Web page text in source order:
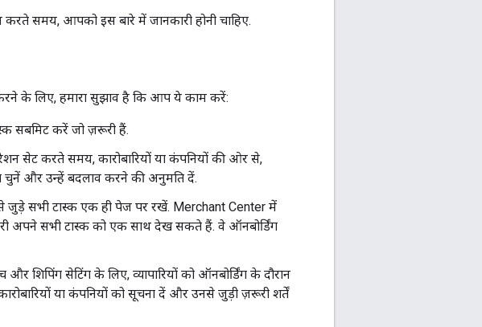
करते समय, आपको इस बारे में जानकारी होनी चाहिए.
करने के लिए, हमारा सुझाव है कि आप ये काम करें:
सबमिट करें जो ज़रूरी हैं.
सेट करते समय, कारोबारियों या कंपनियों की ओर से,
चुनें और उन्हें बदलाव करने की अनुमति दें.
जुड़े सभी टास्क एक ही पेज पर रखें. Merchant Center में
अपने सभी टास्क को एक साथ देख सकते हैं. वे ऑनबोर्डिंग
और शिपिंग सेटिंग के लिए, व्यापारियों को ऑनबोर्डिंग के दौरान
या कंपनियों को सूचना दें और उनसे जुड़ी ज़रूरी शर्तें